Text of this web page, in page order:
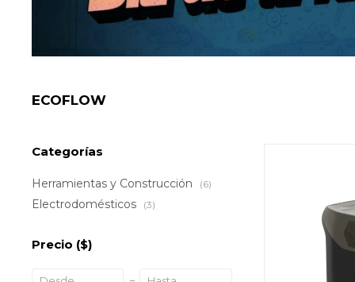
ECOFLOW
Categorías
Herramientas y Construcción (6)
Electrodomésticos (3)
Precio ($)